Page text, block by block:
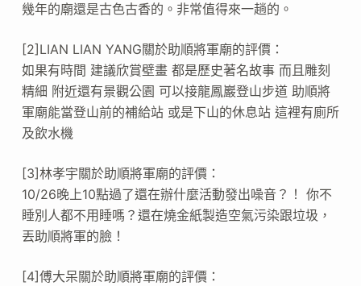
幾年的廟還是古色古香的。非常值得來一趟的。
[2]LIAN LIAN YANG關於助順將軍廟的評價：
如果有時間 建議欣賞壁畫 都是歷史著名故事 而且雕刻
精細 附近還有景觀公園 可以接龍鳳巖登山步道 助順將
軍廟能當登山前的補給站 或是下山的休息站 這裡有廁所
及飲水機
[3]林孝宇關於助順將軍廟的評價：
10/26晚上10點過了還在辦什麼活動發出噪音？！ 你不
睡別人都不用睡嗎？還在燒金紙製造空氣污染跟垃圾，
丟助順將軍的臉！
[4]傅大呆關於助順將軍廟的評價：